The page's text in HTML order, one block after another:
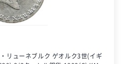
リューネブルク ゲオルク3世(イギ